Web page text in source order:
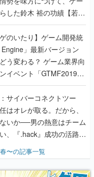
した鈴木 裕の功績【若ゲ
のいたり】ゲーム開発統
」最新バージョン
う変わる？ ゲーム業界向
イベント「GTMF2019」
解を深めよう【PR】
サイバーコネクトツー
はオレが取る。だから、
いか──男の熱意はチーム
、『.hack』成功の活路を
児・松山 洋に流れる血は
色だった【若ゲのいた
〜の記事一覧